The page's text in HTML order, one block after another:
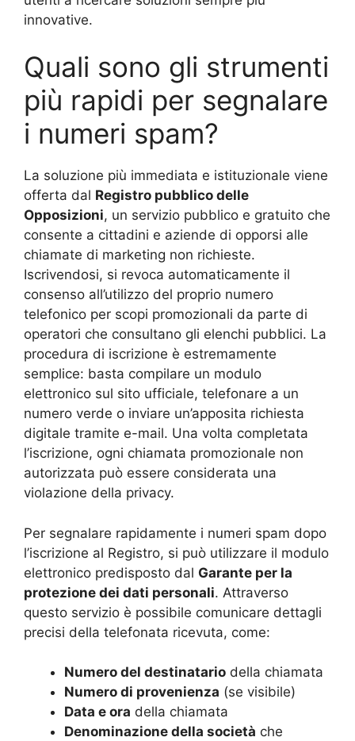
innovative.
Quali sono gli strumenti
più rapidi per segnalare
i numeri spam?
La soluzione più immediata e istituzionale viene
offerta dal Registro pubblico delle
Opposizioni, un servizio pubblico e gratuito che
consente a cittadini e aziende di opporsi alle
chiamate di marketing non richieste.
Iscrivendosi, si revoca automaticamente il
consenso all’utilizzo del proprio numero
telefonico per scopi promozionali da parte di
operatori che consultano gli elenchi pubblici. La
procedura di iscrizione è estremamente
semplice: basta compilare un modulo
elettronico sul sito ufficiale, telefonare a un
numero verde o inviare un’apposita richiesta
digitale tramite e-mail. Una volta completata
l’iscrizione, ogni chiamata promozionale non
autorizzata può essere considerata una
violazione della privacy.
Per segnalare rapidamente i numeri spam dopo
l’iscrizione al Registro, si può utilizzare il modulo
elettronico predisposto dal Garante per la
protezione dei dati personali. Attraverso
questo servizio è possibile comunicare dettagli
precisi della telefonata ricevuta, come:
Numero del destinatario della chiamata
Numero di provenienza (se visibile)
Data e ora della chiamata
Denominazione della società che